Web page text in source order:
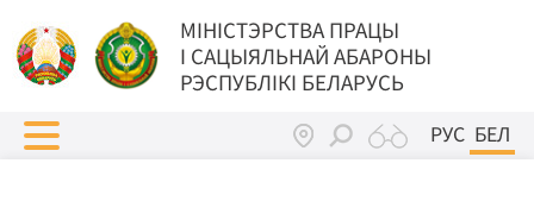
МIНIСТЭРСТВА ПРАЦЫ
I САЦЫЯЛЬНАЙ АБАРОНЫ
РЭСПУБЛІКІ БЕЛАРУСЬ
РУС БЕЛ